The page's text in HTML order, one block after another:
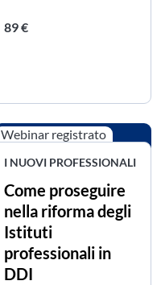
Prezzo intero
89 €
Webinar registrato
I NUOVI PROFESSIONALI
Come proseguire
nella riforma degli
Istituti
professionali in
DDI